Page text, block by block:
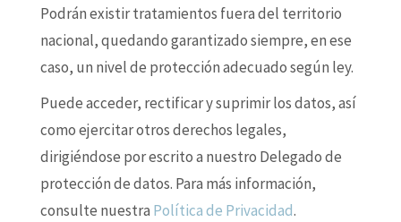
Podrán existir tratamientos fuera del territorio
nacional, quedando garantizado siempre, en ese
caso, un nivel de protección adecuado según ley.
Puede acceder, rectificar y suprimir los datos, así
como ejercitar otros derechos legales,
dirigiéndose por escrito a nuestro Delegado de
protección de datos. Para más información,
consulte nuestra Política de Privacidad.